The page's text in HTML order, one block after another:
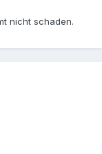
nicht schaden.